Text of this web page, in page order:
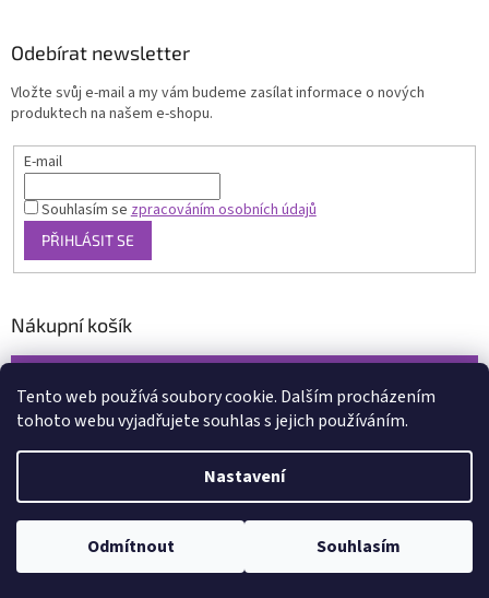
Tento web používá soubory cookie. Dalším procházením
tohoto webu vyjadřujete souhlas s jejich používáním.
Nastavení
Odmítnout Souhlasím
Odebírat newsletter
Vložte svůj e-mail a my vám budeme zasílat informace o nových
produktech na našem e-shopu.
E-mail
Souhlasím sezpracováním osobních údajů
PŘIHLÁSIT SE
Nákupní košík
Vytvořil Shoptet
Copyright 2026www.xcena.cz. Všechna práva vyhrazena.Upravit